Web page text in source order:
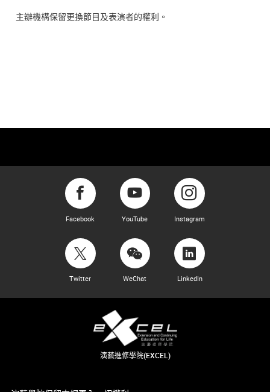
主辦機構保留更換節目及表演者的權利。
Facebook YouTube Instagram
Twitter WeChat LinkedIn
演藝進修學院(EXCEL)